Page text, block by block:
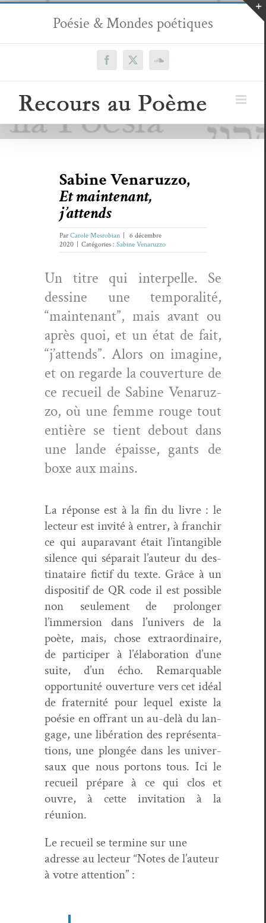
Passer
contenu
Poésie & Mondes poétiques
Facebook
X SoundCloud
Sabine Venaruzzo,
Et maintenant,
j’attends
ParCarole Mesrobian
6 décembre
2020
Catégories : Sabine Venaruzzo
Un titre qui inter­pelle. Se
des­sine une tem­po­ral­ité,
“main­tenant”, mais avant ou
après quoi, et un état de fait,
“j’at­tends”. Alors on imag­ine,
et on regarde la cou­ver­ture de
ce recueil de Sabine Venaruz­
zo, où une femme rouge tout
entière se tient debout dans
une lande épaisse, gants de
boxe aux mains.
La réponse est à la fin du livre : le
lecteur est invité à entr­er, à franchir
ce qui aupar­a­vant était l’intangible
silence qui séparait l’auteur du des­
ti­nataire fic­tif du texte. Grâce à un
dis­posi­tif de QR code il est pos­si­ble
non seule­ment de pro­longer
l’immersion dans l’univers de la
poète, mais, chose extra­or­di­naire,
de par­ticiper à l’élaboration d’une
suite, d’un écho. Remar­quable
oppor­tu­nité ouver­ture vers cet idéal
de fra­ter­nité pour lequel existe la
poésie en offrant un au-delà du lan­
gage, une libéra­tion des représen­ta­
tions, une plongée dans les uni­ver­
saux que nous por­tons tous. Ici le
recueil pré­pare à ce qui clos et
ouvre, à cette invi­ta­tion à la
réunion.
Le recueil se ter­mine sur une
adresse au lecteur “Notes de l’au­teur
à votre attention” :